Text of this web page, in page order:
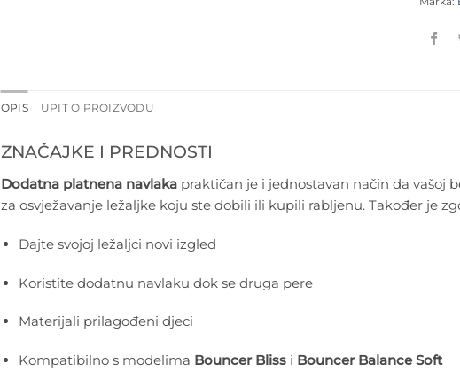
OPIS UPIT O PROIZVODU
ZNAČAJKE I PREDNOSTI
Dodatna platnena navlaka praktičan je i jednostavan način da vašoj
za osvježavanje ležaljke koju ste dobili ili kupili rabljenu. Također je
Dajte svojoj ležaljci novi izgled
Koristite dodatnu navlaku dok se druga pere
Materijali prilagođeni djeci
Kompatibilno s modelima Bouncer Blissi Bouncer Balance Soft